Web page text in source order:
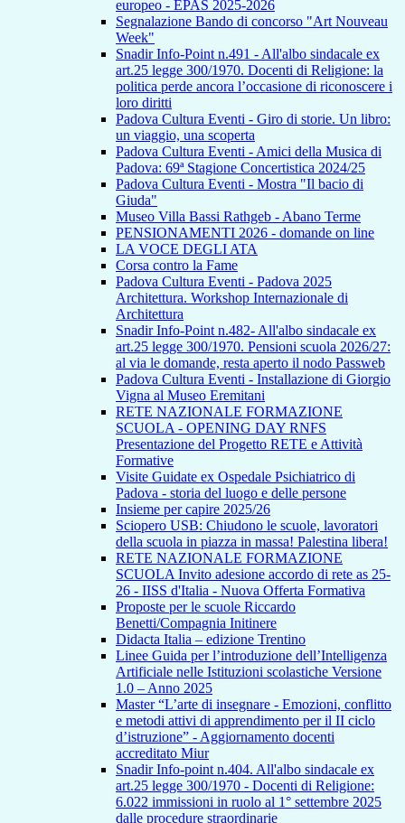
europeo - EPAS 2025-2026
Segnalazione Bando di concorso "Art Nouveau
Week"
Snadir Info-Point n.491 - All'albo sindacale ex
art.25 legge 300/1970. Docenti di Religione: la
politica perde ancora l’occasione di riconoscere i
loro diritti
Padova Cultura Eventi - Giro di storie. Un libro:
un viaggio, una scoperta
Padova Cultura Eventi - Amici della Musica di
Padova: 69ª Stagione Concertistica 2024/25
Padova Cultura Eventi - Mostra "Il bacio di
Giuda"
Museo Villa Bassi Rathgeb - Abano Terme
PENSIONAMENTI 2026 - domande on line
LA VOCE DEGLI ATA
Corsa contro la Fame
Padova Cultura Eventi - Padova 2025
Architettura. Workshop Internazionale di
Architettura
Snadir Info-Point n.482- All'albo sindacale ex
art.25 legge 300/1970. Pensioni scuola 2026/27:
al via le domande, resta aperto il nodo Passweb
Padova Cultura Eventi - Installazione di Giorgio
Vigna al Museo Eremitani
RETE NAZIONALE FORMAZIONE
SCUOLA - OPENING DAY RNFS
Presentazione del Progetto RETE e Attività
Formative
Visite Guidate ex Ospedale Psichiatrico di
Padova - storia del luogo e delle persone
Insieme per capire 2025/26
Sciopero USB: Chiudono le scuole, lavoratori
della scuola in piazza in massa! Palestina libera!
RETE NAZIONALE FORMAZIONE
SCUOLA Invito adesione accordo di rete as 25-
26 - IISS d'Italia - Nuova Offerta Formativa
Proposte per le scuole Riccardo
Benetti/Compagnia Initinere
Didacta Italia – edizione Trentino
Linee Guida per l’introduzione dell’Intelligenza
Artificiale nelle Istituzioni scolastiche Versione
1.0 – Anno 2025
Master “L’arte di insegnare - Emozioni, conflitto
e metodi attivi di apprendimento per il II ciclo
d’istruzione” - Aggiornamento docenti
accreditato Miur
Snadir Info-point n.404. All'albo sindacale ex
art.25 legge 300/1970 - Docenti di Religione:
6.022 immissioni in ruolo al 1° settembre 2025
dalle procedure straordinarie